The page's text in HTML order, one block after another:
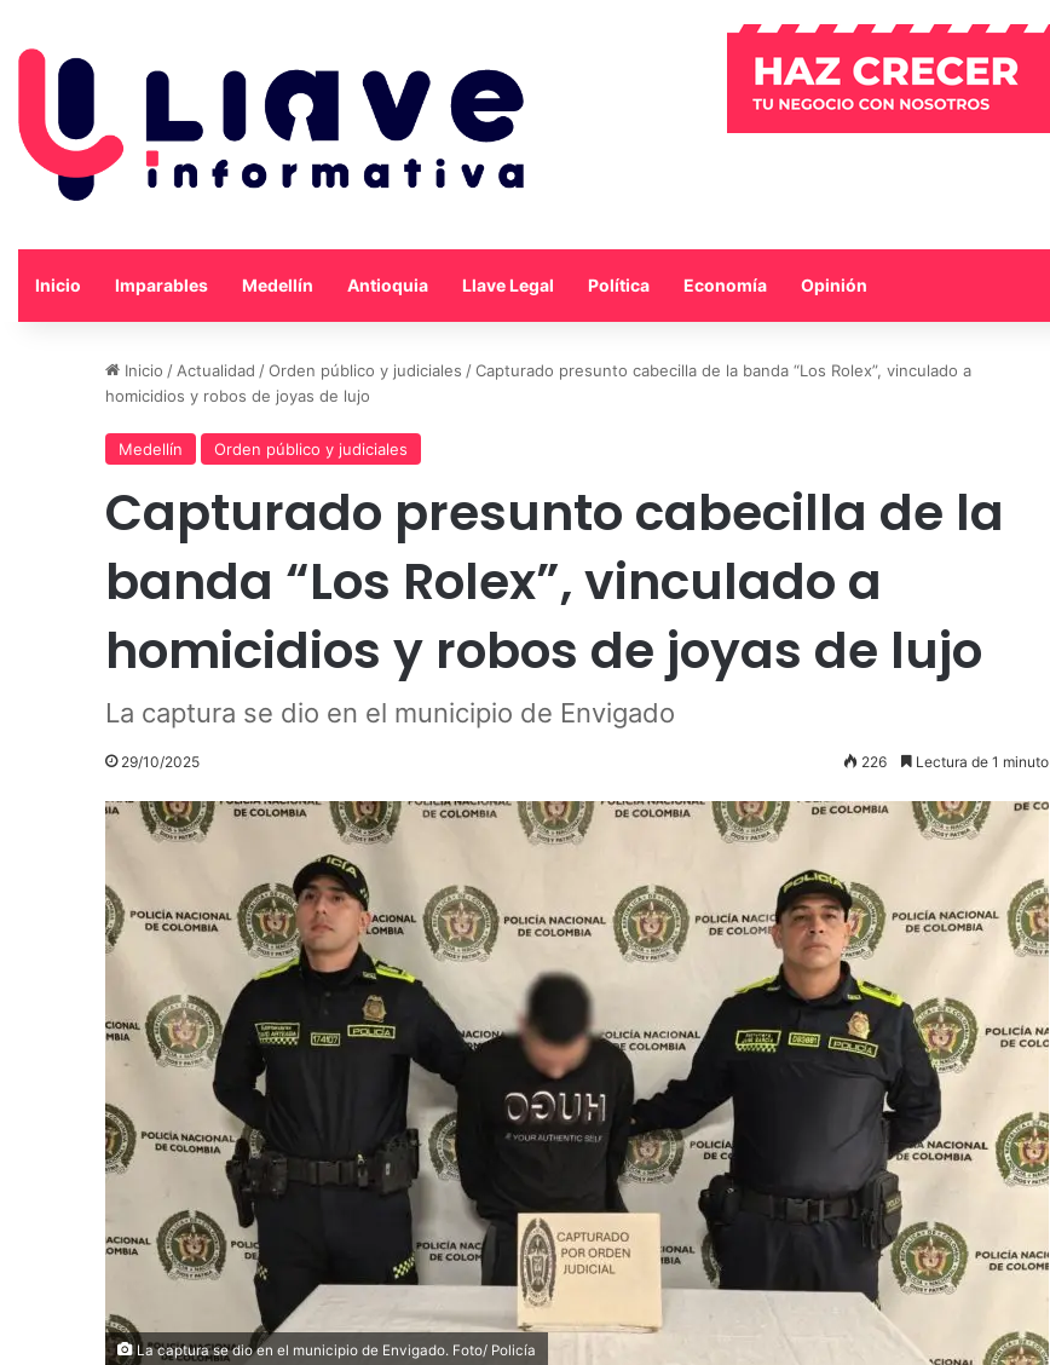
Inicio Imparables Medellín Antioquia Llave Legal Política Economía Opinión
Inicio / Actualidad /Orden público y judiciales /Capturado presunto cabecilla de la banda “Los Rolex”, vinculado a
homicidios y robos de joyas de lujo
Medellín Orden público y judiciales
Capturado presunto cabecilla de la
banda “Los Rolex”, vinculado a
homicidios y robos de joyas de lujo
La captura se dio en el municipio de Envigado
29/10/2025 226 Lectura de 1 minuto
La captura se dio en el municipio de Envigado. Foto/ Policía